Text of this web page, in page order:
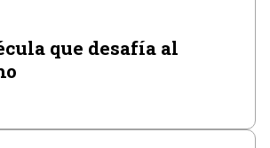
que desafía al